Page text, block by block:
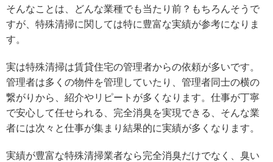
そんなことは、どんな業種でも当たり前？もちろんそうで
すが、特殊清掃に関しては特に豊富な実績が参考になりま
す。
実は特殊清掃は賃貸住宅の管理者からの依頼が多いです。
管理者は多くの物件を管理していたり、管理者同士の横の
繋がりから、紹介やリピートが多くなります。仕事が丁寧
で安心して任せられる、完全消臭を実現できる、そんな業
者には次々と仕事が集まり結果的に実績が多くなります。
実績が豊富な特殊清掃業者なら完全消臭だけでなく、臭い